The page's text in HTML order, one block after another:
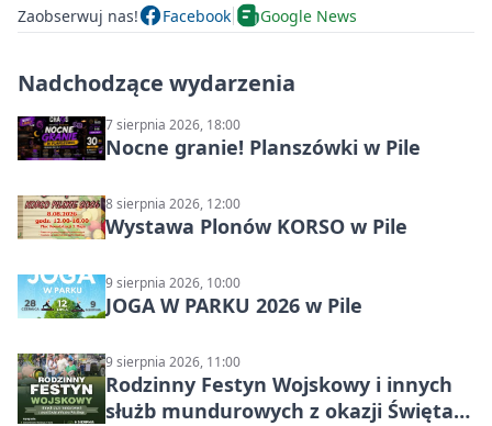
Zaobserwuj nas! Facebook Google News
Nadchodzące wydarzenia
7 sierpnia 2026, 18:00
Nocne granie! Planszówki w Pile
8 sierpnia 2026, 12:00
Wystawa Plonów KORSO w Pile
9 sierpnia 2026, 10:00
JOGA W PARKU 2026 w Pile
9 sierpnia 2026, 11:00
Rodzinny Festyn Wojskowy i innych
służb mundurowych z okazji Święta